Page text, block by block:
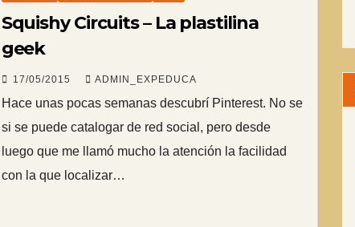
Squishy Circuits – La plastilina
geek
17/05/2015 ADMIN_EXPEDUCA
Hace unas pocas semanas descubrí Pinterest. No se
si se puede catalogar de red social, pero desde
luego que me llamó mucho la atención la facilidad
con la que localizar…